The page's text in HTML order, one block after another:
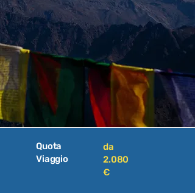
Quota
Viaggio
da
2.080
€